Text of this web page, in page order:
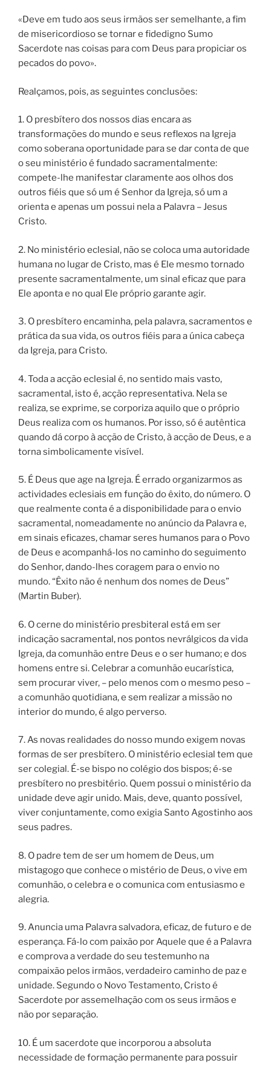
«Deve em tudo aos seus irmãos ser semelhante, a fim
de misericordioso se tornar e fidedigno Sumo
Sacerdote nas coisas para com Deus para propiciar os
pecados do povo».
Realçamos, pois, as seguintes conclusões:
1. O presbítero dos nossos dias encara as
transformações do mundo e seus reflexos na Igreja
como soberana oportunidade para se dar conta de que
o seu ministério é fundado sacramentalmente:
compete-lhe manifestar claramente aos olhos dos
outros fiéis que só um é Senhor da Igreja, só um a
orienta e apenas um possui nela a Palavra – Jesus
Cristo.
2. No ministério eclesial, não se coloca uma autoridade
humana no lugar de Cristo, mas é Ele mesmo tornado
presente sacramentalmente, um sinal eficaz que para
Ele aponta e no qual Ele próprio garante agir.
3. O presbítero encaminha, pela palavra, sacramentos e
prática da sua vida, os outros fiéis para a única cabeça
da Igreja, para Cristo.
4. Toda a acção eclesial é, no sentido mais vasto,
sacramental, isto é, acção representativa. Nela se
realiza, se exprime, se corporiza aquilo que o próprio
Deus realiza com os humanos. Por isso, só é autêntica
quando dá corpo à acção de Cristo, à acção de Deus, e a
torna simbolicamente visível.
5. É Deus que age na Igreja. É errado organizarmos as
actividades eclesiais em função do êxito, do número. O
que realmente conta é a disponibilidade para o envio
sacramental, nomeadamente no anúncio da Palavra e,
em sinais eficazes, chamar seres humanos para o Povo
de Deus e acompanhá-los no caminho do seguimento
do Senhor, dando-lhes coragem para o envio no
mundo. “Êxito não é nenhum dos nomes de Deus”
(Martin Buber).
6. O cerne do ministério presbiteral está em ser
indicação sacramental, nos pontos nevrálgicos da vida
Igreja, da comunhão entre Deus e o ser humano; e dos
homens entre si. Celebrar a comunhão eucarística,
sem procurar viver, – pelo menos com o mesmo peso –
a comunhão quotidiana, e sem realizar a missão no
interior do mundo, é algo perverso.
7. As novas realidades do nosso mundo exigem novas
formas de ser presbítero. O ministério eclesial tem que
ser colegial. É-se bispo no colégio dos bispos; é-se
presbítero no presbitério. Quem possui o ministério da
unidade deve agir unido. Mais, deve, quanto possível,
viver conjuntamente, como exigia Santo Agostinho aos
seus padres.
8. O padre tem de ser um homem de Deus, um
mistagogo que conhece o mistério de Deus, o vive em
comunhão, o celebra e o comunica com entusiasmo e
alegria.
9. Anuncia uma Palavra salvadora, eficaz, de futuro e de
esperança. Fá-lo com paixão por Aquele que é a Palavra
e comprova a verdade do seu testemunho na
compaixão pelos irmãos, verdadeiro caminho de paz e
unidade. Segundo o Novo Testamento, Cristo é
Sacerdote por assemelhação com os seus irmãos e
não por separação.
10. É um sacerdote que incorporou a absoluta
necessidade de formação permanente para possuir